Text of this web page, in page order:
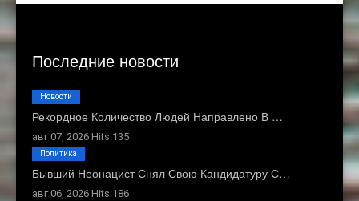
Последние новости
Рекордное Количество Людей Направлено В …
авг 07, 2026 Hits:135
Новости
Бывший Неонацист Снял Свою Кандидатуру С…
авг 06, 2026 Hits:186
Политика